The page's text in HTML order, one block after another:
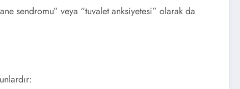
sendromu” veya “tuvalet anksiyetesi” olarak da